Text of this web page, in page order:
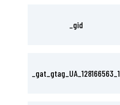
_gid
_gat_gtag_UA_128166563_1